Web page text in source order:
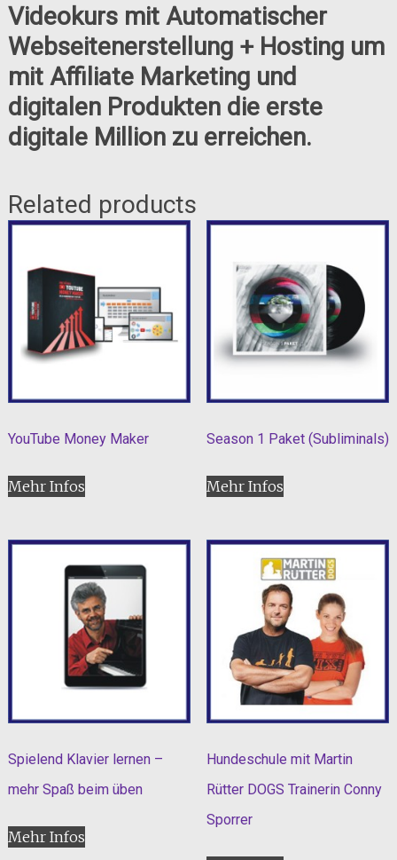
Videokurs mit Automatischer
Webseitenerstellung + Hosting um
mit Affiliate Marketing und
digitalen Produkten die erste
digitale Million zu erreichen.
Related products
YouTube Money Maker
Mehr Infos
Season 1 Paket (Subliminals)
Mehr Infos
Spielend Klavier lernen –
mehr Spaß beim üben
Mehr Infos
Hundeschule mit Martin
Rütter DOGS Trainerin Conny
Sporrer